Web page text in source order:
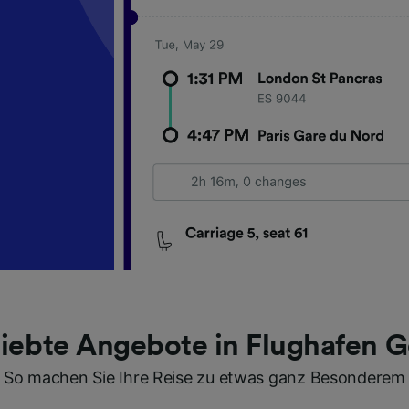
Angebote in Flughafen
So machen Sie Ihre Reise zu etwas ganz Besonderem